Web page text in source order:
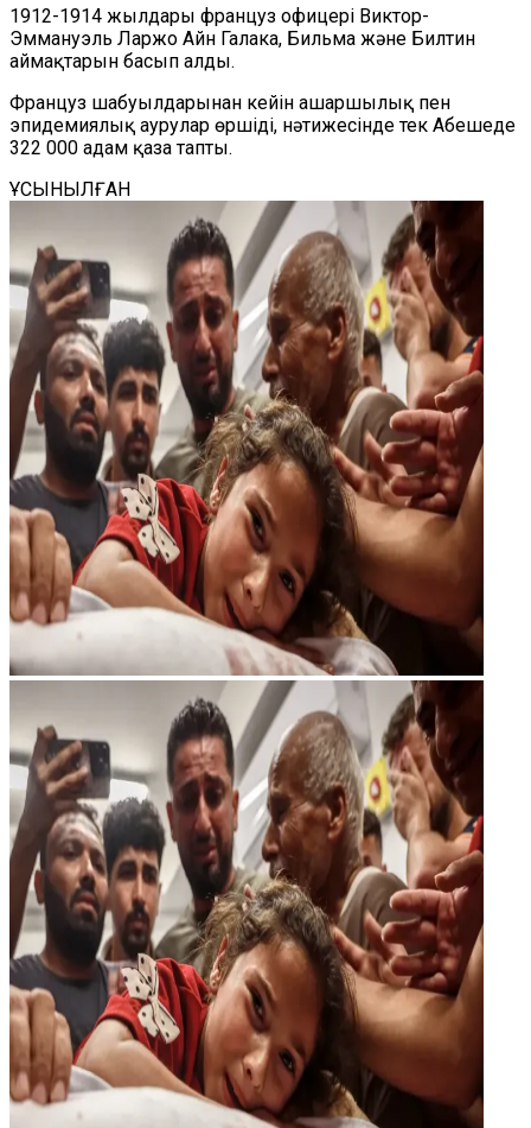
1912-1914 жылдары француз офицері Виктор-
Эммануэль Ларжо Айн Галака, Бильма және Билтин
аймақтарын басып алды.
Француз шабуылдарынан кейін ашаршылық пен
эпидемиялық аурулар өршіді, нәтижесінде тек Абешеде
322 000 адам қаза тапты.
ҰСЫНЫЛҒАН